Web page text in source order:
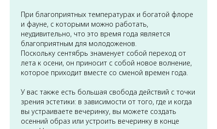
При благоприятных температурах и богатой флоре
и фауне, с которыми можно работать,
неудивительно, что это время года является
благоприятным для молодоженов.
Поскольку сентябрь знаменует собой переход от
лета к осени, он приносит с собой новое волнение,
которое приходит вместе со сменой времен года.
У вас также есть большая свобода действий с точки
зрения эстетики: в зависимости от того, где и когда
вы устраиваете вечеринку, вы можете создать
осенний образ или устроить вечеринку в конце